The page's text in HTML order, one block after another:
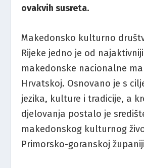
ovakvih susreta.
Makedonsko kulturno
Rijeke jedno je od
makedonske nacionalne
Hrvatskoj. Osnovano je s
jezika, kulture i tradicije, a
djelovanja postalo je
makedonskog kulturnog
Primorsko-goranskoj